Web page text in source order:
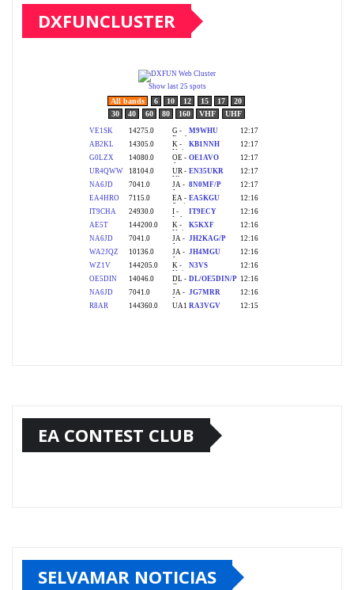
DXFUNCLUSTER
EA CONTEST CLUB
SELVAMAR NOTICIAS